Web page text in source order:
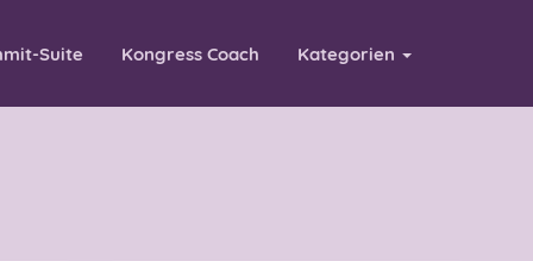
Suite Kongress Coach Kategorien